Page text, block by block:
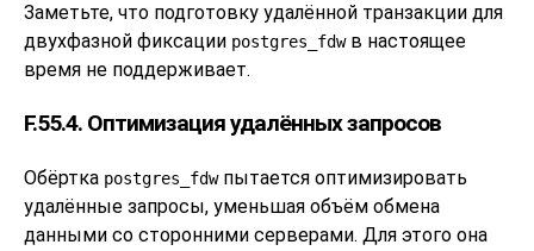
Заметьте, что подготовку удалённой транзакции для
двухфазной фиксации postgres_fdwв настоящее
время не поддерживает.
F.55.4. Оптимизация удалённых запросов
Обёртка postgres_fdwпытается оптимизировать
удалённые запросы, уменьшая объём обмена
данными со сторонними серверами. Для этого она